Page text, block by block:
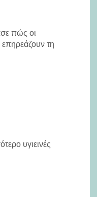
πώς οι
τη
υγιεινές